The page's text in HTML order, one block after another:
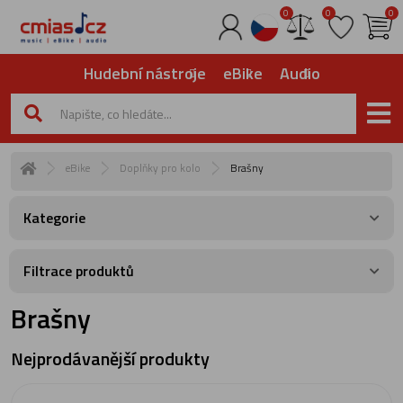
0 0 0
Hudební nástroje eBike Audio
eBike Doplňky pro kolo Brašny
Kategorie
Filtrace produktů
Brašny
Nejprodávanější produkty